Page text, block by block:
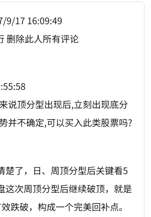
9/17 16:09:49
删除此人所有评论
说顶分型出现后,立刻出现底分
并不确定,可以买入此类股票吗?
楚了，日、周顶分型后关键看5
这次周顶分型后继续破顶，就是
跌破，构成一个完美回补点。